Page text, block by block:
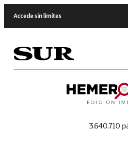
Accede sin límites
3.640.710